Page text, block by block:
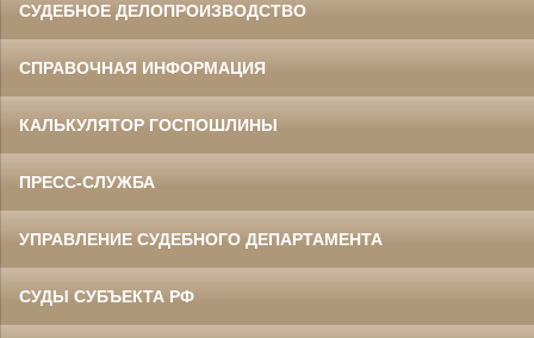
СУДЕБНОЕ ДЕЛОПРОИЗВОДСТВО
СПРАВОЧНАЯ ИНФОРМАЦИЯ
КАЛЬКУЛЯТОР ГОСПОШЛИНЫ
ПРЕСС-СЛУЖБА
УПРАВЛЕНИЕ СУДЕБНОГО ДЕПАРТАМЕНТА
СУДЫ СУБЪЕКТА РФ